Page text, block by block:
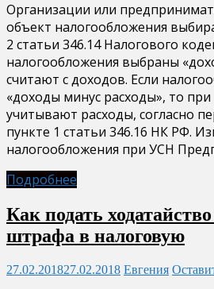
Организации или
объект налогообложения
2 статьи 346.14 Налогового
налогообложения выбраны
считают с доходов. Если
«доходы минус расходы», то при
учитывают расходы, согласно
пункте 1 статьи 346.16 НК РФ.
налогообложения при УСН
Подробнее
Как подать
штрафа в налоговую
27.02.201827.02.2018 Евгения